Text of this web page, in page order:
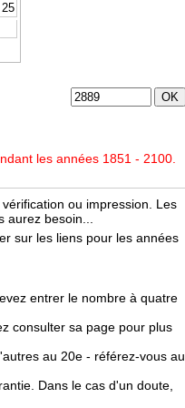
25
les années 1851 - 2100.
ou impression. Les
besoin...
sur les liens pour les années
entrer le nombre à quatre
consulter sa page pour plus
au 20e - référez-vous au
Dans le cas d'un doute,